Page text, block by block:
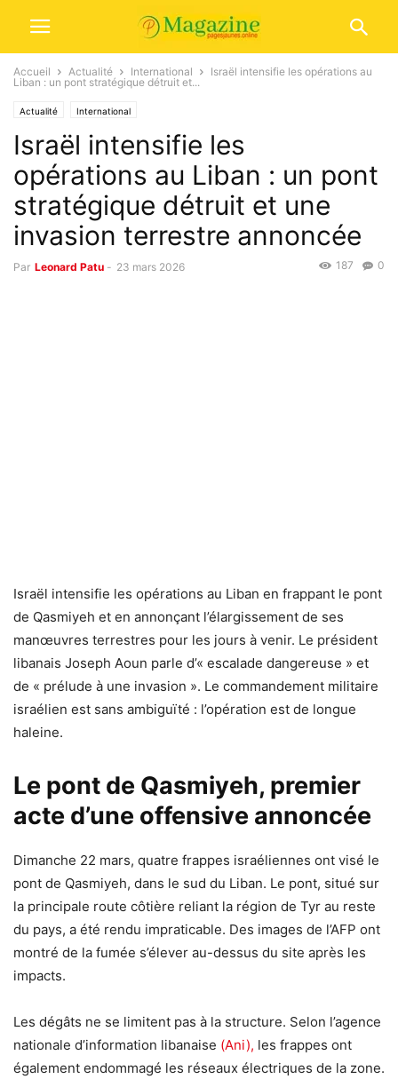
Accueil Actualité International
Israël intensifie les opérations au
Liban : un pont stratégique détruit et...
Actualité International
Israël intensifie les
opérations au Liban : un pont
stratégique détruit et une
invasion terrestre annoncée
Par Leonard Patu - 23 mars 2026 0
187
Israël intensifie les opérations au Liban en frappant le pont
de Qasmiyeh et en annonçant l’élargissement de ses
manœuvres terrestres pour les jours à venir. Le président
libanais Joseph Aoun parle d’« escalade dangereuse » et
de « prélude à une invasion ». Le commandement militaire
israélien est sans ambiguïté : l’opération est de longue
haleine.
Le pont de Qasmiyeh, premier
acte d’une offensive annoncée
Dimanche 22 mars, quatre frappes israéliennes ont visé le
pont de Qasmiyeh, dans le sud du Liban. Le pont, situé sur
la principale route côtière reliant la région de Tyr au reste
du pays, a été rendu impraticable. Des images de l’AFP ont
montré de la fumée s’élever au-dessus du site après les
impacts.
Les dégâts ne se limitent pas à la structure. Selon l’agence
nationale d’information libanaise (Ani), les frappes ont
également endommagé les réseaux électriques de la zone.